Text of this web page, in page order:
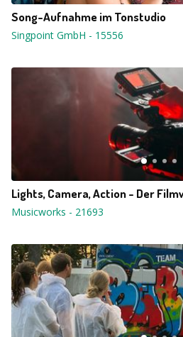
Song-Aufnahme im Tonstudio
Singpoint GmbH - 15556
Lights, Camera, Action - Der
Musicworks - 21693